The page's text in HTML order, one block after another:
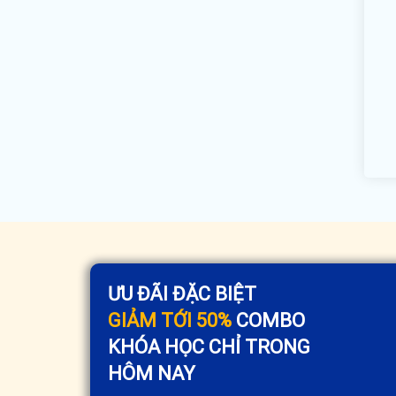
ƯU ĐÃI ĐẶC BIỆT
GIẢM TỚI 50% COMBO
KHÓA HỌC CHỈ TRONG
HÔM NAY